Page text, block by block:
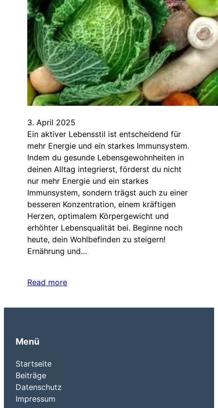
3. April 2025
Ein aktiver Lebensstil ist entscheidend für
mehr Energie und ein starkes Immunsystem.
Indem du gesunde Lebensgewohnheiten in
deinen Alltag integrierst, förderst du nicht
nur mehr Energie und ein starkes
Immunsystem, sondern trägst auch zu einer
besseren Konzentration, einem kräftigen
Herzen, optimalem Körpergewicht und
erhöhter Lebensqualität bei. Beginne noch
heute, dein Wohlbefinden zu steigern!
Ernährung und…
Read more
Menü
Startseite
Beiträge
Datenschutz
Impressum